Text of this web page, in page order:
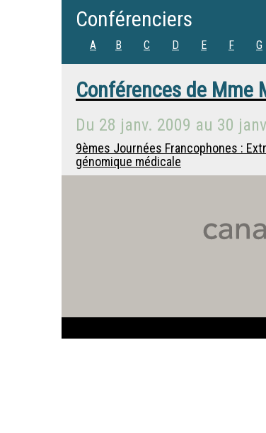
Conférenciers
A B C D E F G
Conférences de Mme
Du 28 janv. 2009 au 30
9èmes Journées Francophones :
génomique médicale